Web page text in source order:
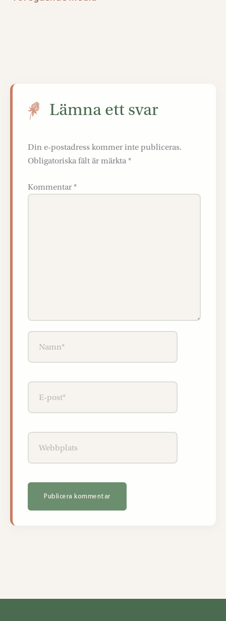
Lämna ett svar
Din e-postadress kommer inte publiceras.
Obligatoriska fält är märkta *
Kommentar *
post*